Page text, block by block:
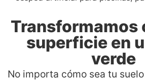
Transformamos
superficie en
verde
No importa cómo sea tu